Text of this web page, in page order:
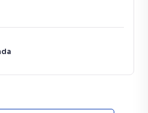
é sua espetacular